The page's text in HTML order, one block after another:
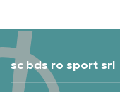
sc bds ro sport srl